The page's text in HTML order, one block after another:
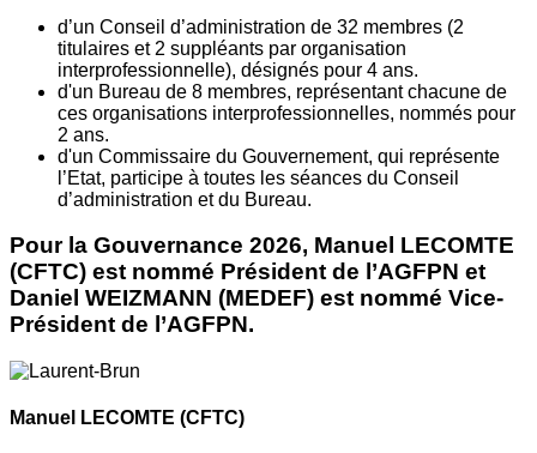
d’un Conseil d’administration de 32 membres (2
titulaires et 2 suppléants par organisation
interprofessionnelle), désignés pour 4 ans.
d'un Bureau de 8 membres, représentant chacune de
ces organisations interprofessionnelles, nommés pour
2 ans.
d'un Commissaire du Gouvernement, qui représente
l’Etat, participe à toutes les séances du Conseil
d’administration et du Bureau.
Pour la Gouvernance 2026, Manuel LECOMTE
(CFTC) est nommé Président de l’AGFPN et
Daniel WEIZMANN (MEDEF) est nommé Vice-
Président de l’AGFPN.
Manuel LECOMTE (CFTC)